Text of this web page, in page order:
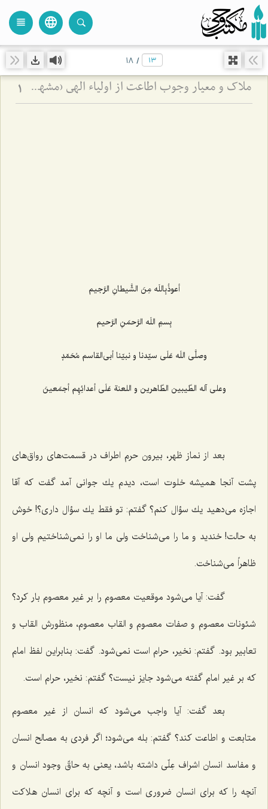
language
view_headline
/
18
ملاک و معیار وجوب اطاعت از اولیاء الهی (مشهد مقدس) 1
أعوذُبِاللَه مِنَ الشَّيطانِ الرَّجيم‌
بِسمِ اللَه الرَّحمَنِ الرَّحيم‌
وصلَّى اللَه عَلَى سيّدنا و نبيّنا أبى‌القاسم مُحَمّدٍ
وعلى آله الطّيبين الطّاهرين و اللعنة عَلَى أعدائِهِم أجمَعينَ‌
بعد از نماز ظهر، بیرون حرم اطراف در قسمت‌های رواق‌های
پشت آنجا همیشه خلوت است، دیدم یك جوانی آمد گفت كه آقا
اجازه می‌دهید یك سؤال كنم؟ گفتم: تو فقط یك سؤال داری؟! خوش
به حالت! خندید و ما را می‌شناخت ولی ما او را نمی‌شناختیم ولی او
ظاهراً می‌شناخت.
گفت: آیا می‌شود موقعیت معصوم را بر غیر معصوم بار كرد؟
شئونات معصوم و صفات معصوم و القاب معصوم، منظورش القاب و
تعابیر بود. گفتم: نخیر، حرام است نمی‌شود. گفت: بنابراین لفظ امام
كه بر غیر امام گفته می‌شود جایز نیست؟ گفتم: نخیر، حرام است.
بعد گفت: آیا واجب می‌شود كه انسان از غیر معصوم
متابعت و اطاعت كند؟ گفتم: بله می‌شود؛ اگر فردی به مصالح انسان
و مفاسد انسان اشراف عِلّی داشته باشد، یعنی به حاقّ وجود انسان و
آنچه را كه برای انسان ضروری است و آنچه كه برای انسان هلاكت